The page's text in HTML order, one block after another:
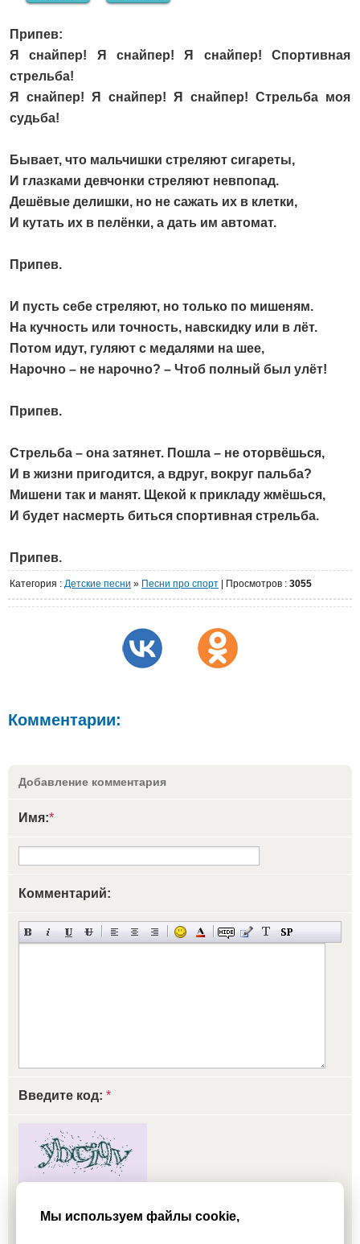
Припев:
Я снайпер! Я снайпер! Я снайпер! Спортивная
стрельба!
Я снайпер! Я снайпер! Я снайпер! Стрельба моя
судьба!
Бывает, что мальчишки стреляют сигареты,
И глазками девчонки стреляют невпопад.
Дешёвые делишки, но не сажать их в клетки,
И кутать их в пелёнки, а дать им автомат.
Припев.
И пусть себе стреляют, но только по мишеням.
На кучность или точность, навскидку или в лёт.
Потом идут, гуляют с медалями на шее,
Нарочно – не нарочно? – Чтоб полный был улёт!
Припев.
Стрельба – она затянет. Пошла – не оторвёшься,
И в жизни пригодится, а вдруг, вокруг пальба?
Мишени так и манят. Щекой к прикладу жмёшься,
И будет насмерть биться спортивная стрельба.
Припев.
Категория : Детские песни » Песни про спорт Просмотров : 3055
Комментарии:
Добавление комментария
Имя:*
Комментарий:
Введите код: *
Мы используем файлы cookie,